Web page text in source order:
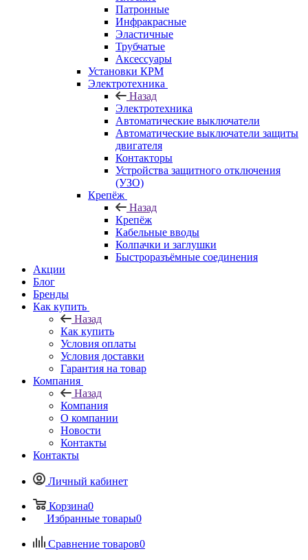
Патронные
Инфракрасные
Эластичные
Трубчатые
Аксессуары
Установки КРМ
Электротехника
Назад
Электротехника
Автоматические выключатели
Автоматические выключатели защиты
двигателя
Контакторы
Устройства защитного отключения
(УЗО)
Крепёж
Назад
Крепёж
Кабельные вводы
Колпачки и заглушки
Быстроразъёмные соединения
Акции
Блог
Бренды
Как купить
Назад
Как купить
Условия оплаты
Условия доставки
Гарантия на товар
Компания
Назад
Компания
О компании
Новости
Контакты
Контакты
Личный кабинет
Корзина0
Избранные товары0
Сравнение товаров0